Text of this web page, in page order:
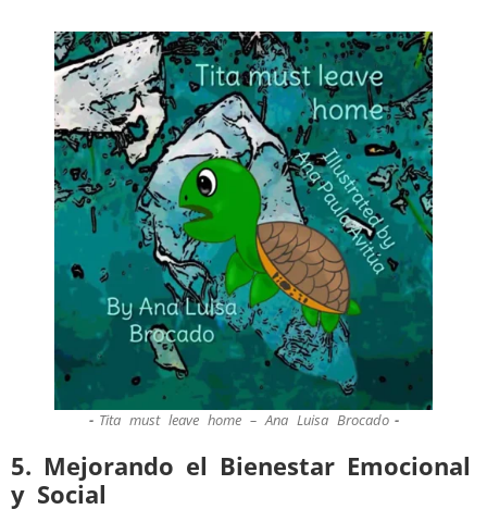
Tita must leave home – Ana Luisa Brocado
5. Mejorando el Bienestar Emocional
y Social